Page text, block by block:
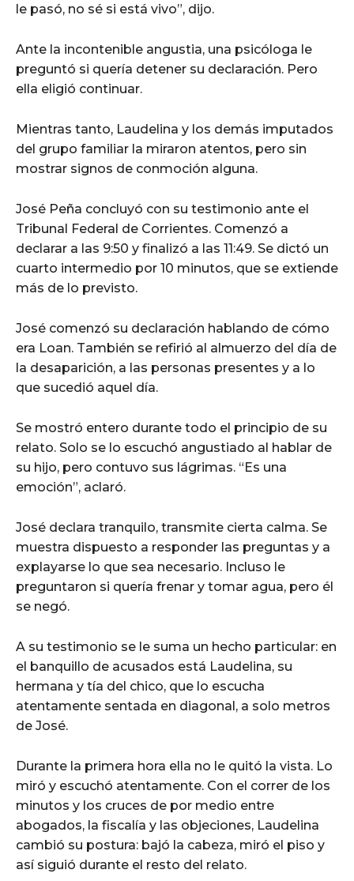
le pasó, no sé si está vivo”, dijo.
Ante la incontenible angustia, una psicóloga le
preguntó si quería detener su declaración. Pero
ella eligió continuar.
Mientras tanto, Laudelina y los demás imputados
del grupo familiar la miraron atentos, pero sin
mostrar signos de conmoción alguna.
José Peña concluyó con su testimonio ante el
Tribunal Federal de Corrientes. Comenzó a
declarar a las 9:50 y finalizó a las 11:49. Se dictó un
cuarto intermedio por 10 minutos, que se extiende
más de lo previsto.
José comenzó su declaración hablando de cómo
era Loan. También se refirió al almuerzo del día de
la desaparición, a las personas presentes y a lo
que sucedió aquel día.
Se mostró entero durante todo el principio de su
relato. Solo se lo escuchó angustiado al hablar de
su hijo, pero contuvo sus lágrimas. “Es una
emoción”, aclaró.
José declara tranquilo, transmite cierta calma. Se
muestra dispuesto a responder las preguntas y a
explayarse lo que sea necesario. Incluso le
preguntaron si quería frenar y tomar agua, pero él
se negó.
A su testimonio se le suma un hecho particular: en
el banquillo de acusados está Laudelina, su
hermana y tía del chico, que lo escucha
atentamente sentada en diagonal, a solo metros
de José.
Durante la primera hora ella no le quitó la vista. Lo
miró y escuchó atentamente. Con el correr de los
minutos y los cruces de por medio entre
abogados, la fiscalía y las objeciones, Laudelina
cambió su postura: bajó la cabeza, miró el piso y
así siguió durante el resto del relato.